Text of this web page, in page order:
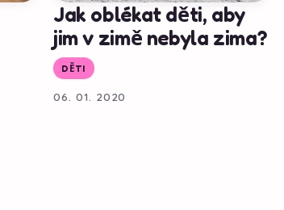
Jak oblékat děti, aby
jim v zimě nebyla zima?
DĚTI
06. 01. 2020